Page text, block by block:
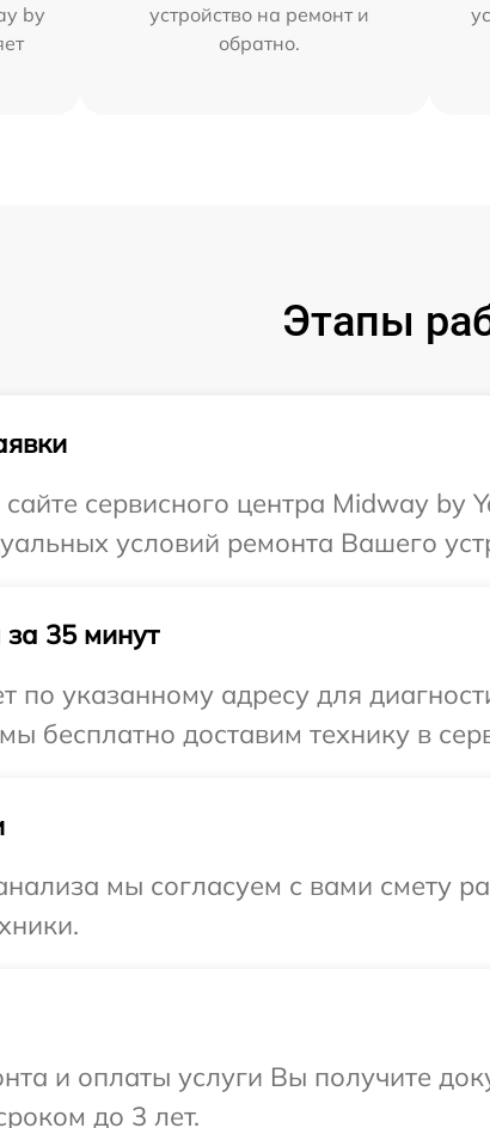
by
устройство на ремонт и
обратно.
Этапы
сайте сервисного центра Midway
условий ремонта Вашего
35 минут
по указанному адресу для
бесплатно доставим технику в
мы согласуем с вами смету
и оплаты услуги Вы получите
до 3 лет.